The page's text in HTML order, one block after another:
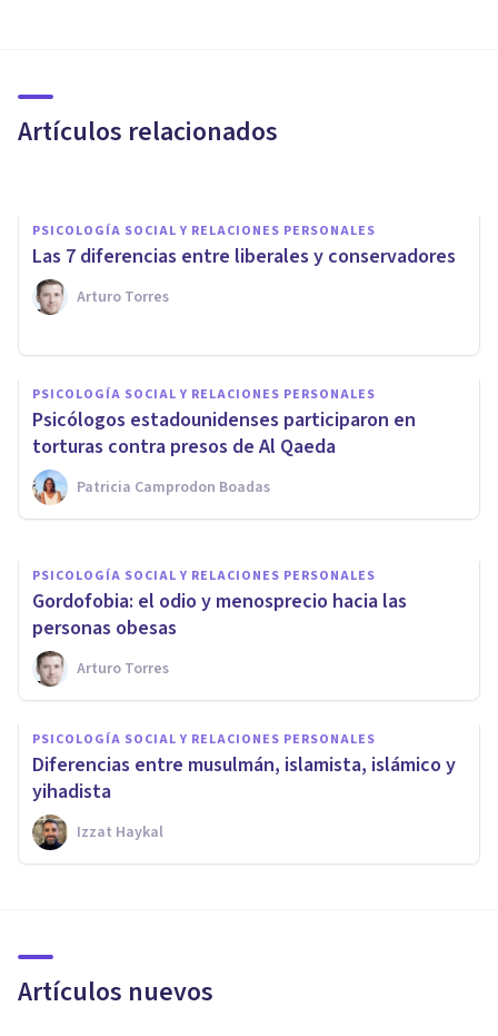
Artículos relacionados
oscuro de la Psicología?
PSICOLOGÍA SOCIAL Y RELACIONES PERSONALES
Las 7 diferencias entre liberales y conservadores
Arturo Torres
PSICOLOGÍA SOCIAL Y RELACIONES PERSONALES
Psicólogos estadounidenses participaron en
torturas contra presos de Al Qaeda
Patricia Camprodon Boadas
Las 5 diferencias entre ley y
norma
Oscar Castillero Mimenza
PSICOLOGÍA SOCIAL Y RELACIONES PERSONALES
Gordofobia: el odio y menosprecio hacia las
personas obesas
Arturo Torres
PSICOLOGÍA SOCIAL Y RELACIONES PERSONALES
Diferencias entre musulmán, islamista, islámico y
yihadista
Izzat Haykal
Artículos nuevos